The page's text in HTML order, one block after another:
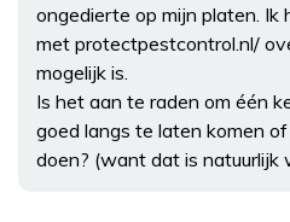
ongedierte op mijn platen. Ik
met protectpestcontrol.nl/
mogelijk is.
Is het aan te raden om één
goed langs te laten komen
doen? (want dat is natuurlijk